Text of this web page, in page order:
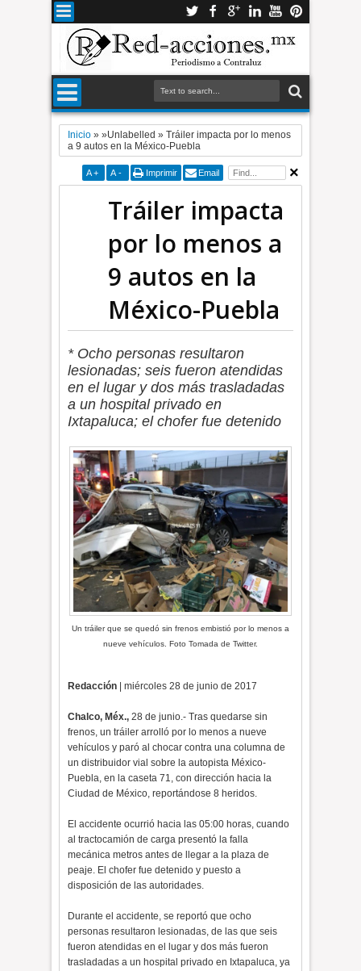
Inicio » »Unlabelled »Tráiler impacta por lo menos
a 9 autos en la México-Puebla
A + A - Imprimir Email
Tráiler impacta
por lo menos a
9 autos en la
México-Puebla
* Ocho personas resultaron
lesionadas; seis fueron atendidas
en el lugar y dos más trasladadas
a un hospital privado en
Ixtapaluca; el chofer fue detenido
Un tráiler que se quedó sin frenos embistió por lo menos a
nueve vehículos. Foto Tomada de Twitter.
Redacción | miércoles 28 de junio de 2017
Chalco, Méx.,28 de junio.- Tras quedarse sin
frenos, un tráiler arrolló por lo menos a nueve
vehículos y paró al chocar contra una columna de
un distribuidor vial sobre la autopista México-
Puebla, en la caseta 71, con dirección hacia la
Ciudad de México, reportándose 8 heridos.
El accidente ocurrió hacia las 05:00 horas, cuando
al tractocamión de carga presentó la falla
mecánica metros antes de llegar a la plaza de
peaje. El chofer fue detenido y puesto a
disposición de las autoridades.
Durante el accidente, se reportó que ocho
personas resultaron lesionadas, de las que seis
fueron atendidas en el lugar y dos más fueron
trasladadas a un hospital privado en Ixtapaluca, ya